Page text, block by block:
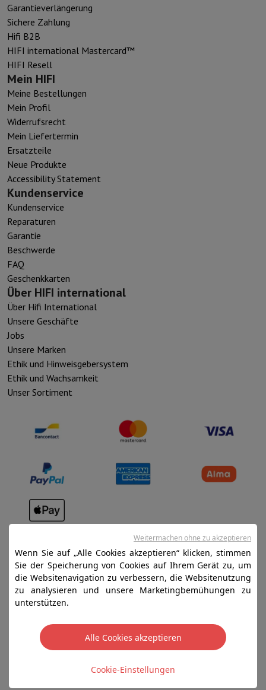
Garantieverlängerung
Sichere Zahlung
Hifi B2B
HIFI international Mastercard™
HIFI Resell
Mein HIFI
Meine Bestellungen
Mein Profil
Widerrufsrecht
Mein Liefertermin
Ersatzteile
Neue Produkte
Accessibility Statement
Kundenservice
Kundenservice
Reparaturen
Garantie
Beschwerde
FAQ
Geschenkkarten
Über HIFI international
Über Hifi International
Unsere Geschäfte
Jobs
Unsere Marken
Ethik und Hinweisgebersystem
Ethik und Wachsamkeit
Unser Sortiment
Datenschutz
Disclaimer
Cookies
SA HIFI international - 2 Rue Läiteschbaach, 5324
Contern, G-D de Luxembourg - 00 128 297/101
TVA LU 190.388.17
Wenn Sie auf „Alle Cookies akzeptieren“ klicken, stimmen
Sie der Speicherung von Cookies auf Ihrem Gerät zu, um
die Websitenavigation zu verbessern, die Websitenutzung
zu analysieren und unsere Marketingbemühungen zu
unterstützen.
Alle Cookies akzeptieren
Cookie-Einstellungen
Weitermachen ohne zu akzeptieren